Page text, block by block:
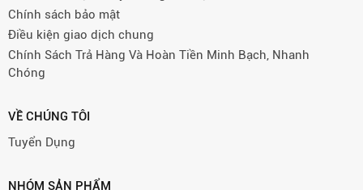
Chính sách bảo mật
Điều kiện giao dịch chung
Chính Sách Trả Hàng Và Hoàn Tiền Minh Bạch, Nhanh
Chóng
VỀ CHÚNG TÔI
Tuyển Dụng
NHÓM SẢN PHẨM